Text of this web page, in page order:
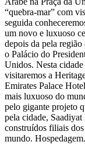
“quebra-mar” com
seguida
um novo e luxuoso
depois da pela
o Palácio do
Unidos. Nesta cidade
visitaremos a
Emirates Palace
mais luxuoso do
pelo gigante projeto
pela cidade,
construídos filiais
mundo. Hospedagem.